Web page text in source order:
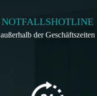
NOTFALLSHOTLINE
außerhalb der Geschäftszeiten